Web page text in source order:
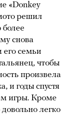
«Donkey
решил
снова
его семьи
чтобы
произвела
и годы спустя
игры. Кроме
легко